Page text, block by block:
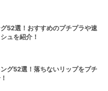
52選！おすすめのプチプラや速
ュを紹介！
グ52選！落ちないリップをプチ